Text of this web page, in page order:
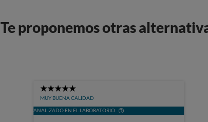
Te proponemos otras
5
Stars
MUY BUENA CALIDAD
ANALIZADO EN EL LABORATORIO